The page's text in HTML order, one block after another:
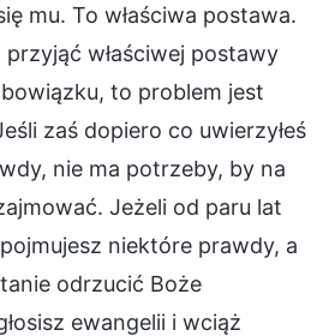
mu. To właściwa postawa.
właściwej postawy
to problem jest
zaś dopiero co uwierzyłeś
nie ma potrzeby, by na
Jeżeli od paru lat
niektóre prawdy, a
odrzucić Boże
ewangelii i wciąż